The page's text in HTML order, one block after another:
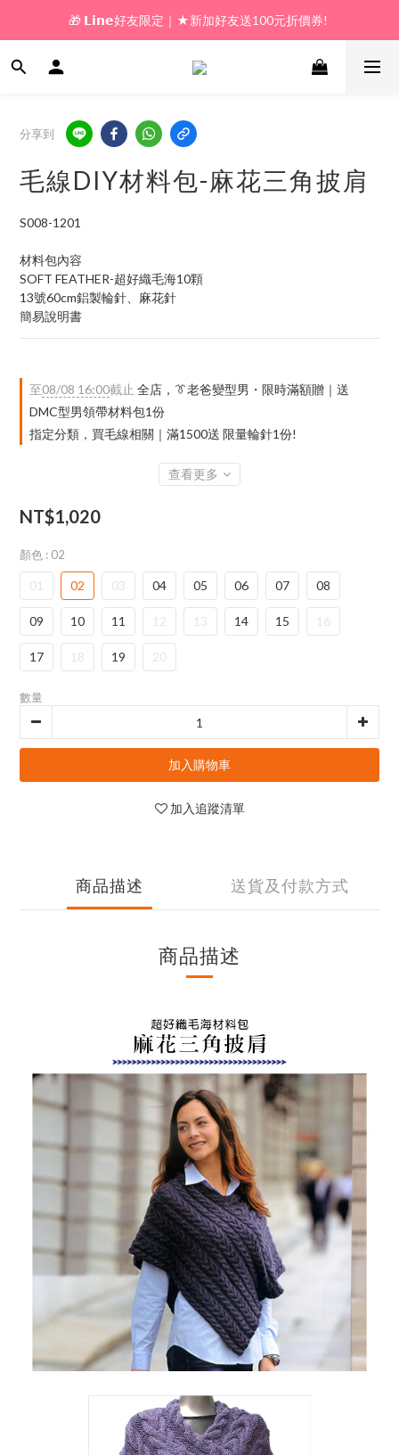
🎁 新好友購物金｜★加入新會員領券送100元!
🎁 𝗟𝗶𝗻𝗲好友限定｜★新加好友送100元折價券!
🎁 新好友購物金｜★加入新會員領券送100元!
分享到
毛線DIY材料包-麻花三角披肩
S008-1201
材料包內容
SOFT FEATHER-超好織毛海10顆
13號60cm鋁製輪針、麻花針
簡易說明書
至08/08 16:00截止 全店，👔老爸變型男・限時滿額贈｜送
DMC型男領帶材料包1份
指定分類，買毛線相關｜滿1500送 限量輪針1份!
查看更多
NT$1,020
顏色 : 02
01 02 03 04 05 06 07 08
09 10 11 12 13 14 15 16
17 18 19 20
數量
加入購物車
加入追蹤清單
商品描述 送貨及付款方式
商品描述